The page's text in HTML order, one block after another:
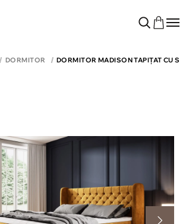
DORMITOR DORMITOR MADISON TAPIȚAT CU